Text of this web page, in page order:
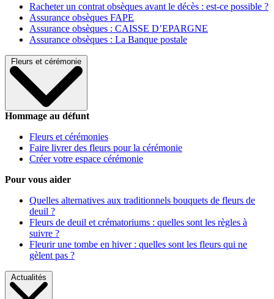
Racheter un contrat obsèques avant le décès : est-ce possible ?
Assurance obsèques FAPE
Assurance obsèques : CAISSE D’EPARGNE
Assurance obsèques : La Banque postale
Fleurs et cérémonie
Hommage au défunt
Fleurs et cérémonies
Faire livrer des fleurs pour la cérémonie
Créer votre espace cérémonie
Pour vous aider
Quelles alternatives aux traditionnels bouquets de fleurs de
deuil ?
Fleurs de deuil et crématoriums : quelles sont les règles à
suivre ?
Fleurir une tombe en hiver : quelles sont les fleurs qui ne
gèlent pas ?
Actualités